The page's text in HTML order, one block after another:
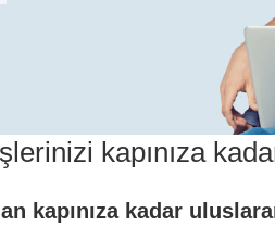
kapınıza
kapınıza kadar